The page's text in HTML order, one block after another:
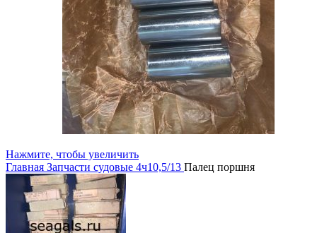
Нажмите, чтобы увеличить
Главная Запчасти судовые 4ч10,5/13 Палец поршня